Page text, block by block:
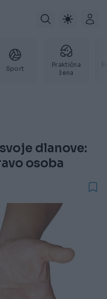
Sport
Praktična
žena
dlanove:
osoba